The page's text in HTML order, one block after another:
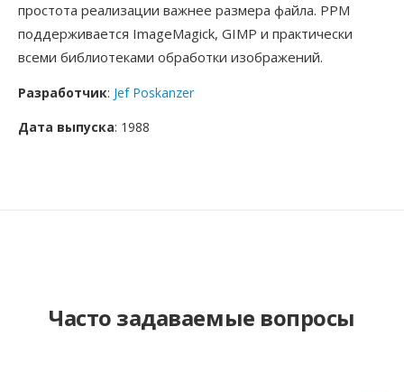
простота реализации важнее размера файла. PPM
поддерживается ImageMagick, GIMP и практически
всеми библиотеками обработки изображений.
Разработчик: Jef Poskanzer
Дата выпуска: 1988
Часто задаваемые вопросы